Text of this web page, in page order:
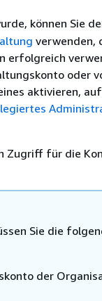
können Sie
verwenden,
erfolgreich
oder
aktivieren,
Zugriff für die
Sie die
der